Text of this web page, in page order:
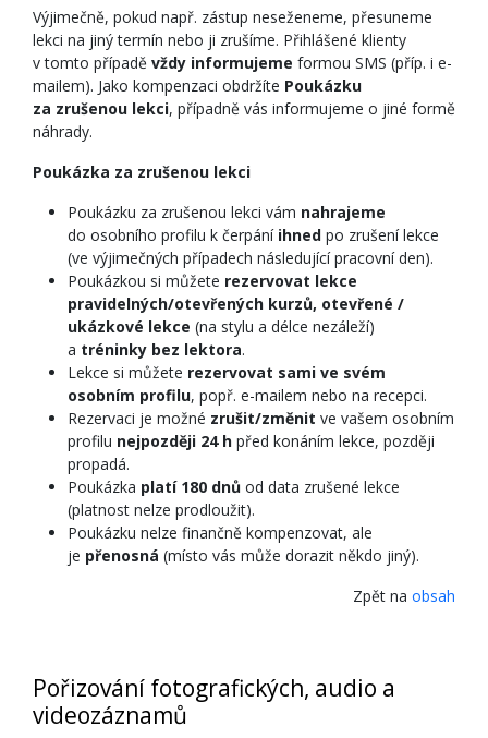
Výjimečně, pokud např. zástup neseženeme, přesuneme
lekci na jiný termín nebo ji zrušíme. Přihlášené klienty
v tomto případě vždy informujeme formou SMS (příp. i e-
mailem). Jako kompenzaci obdržíte Poukázku
za zrušenou lekci, případně vás informujeme o jiné formě
náhrady.
Poukázka za zrušenou lekci
Poukázku za zrušenou lekci vám nahrajeme
do osobního profilu k čerpání ihned po zrušení lekce
(ve výjimečných případech následující pracovní den).
Poukázkou si můžete rezervovat lekce
pravidelných/otevřených kurzů, otevřené /
ukázkové lekce (na stylu a délce nezáleží)
a tréninky bez lektora.
Lekce si můžete rezervovat sami ve svém
osobním profilu, popř. e-mailem nebo na recepci.
Rezervaci je možné zrušit/změnit ve vašem osobním
profilu nejpozději 24 h před konáním lekce, později
propadá.
Poukázka platí 180 dnů od data zrušené lekce
(platnost nelze prodloužit).
Poukázku nelze finančně kompenzovat, ale
je přenosná (místo vás může dorazit někdo jiný).
Zpět na obsah
Pořizování fotografických, audio a
videozáznamů